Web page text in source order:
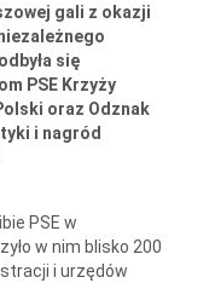
gali z okazji
się
PSE Krzyży
oraz Odznak
i nagród
PSE w
w nim blisko 200
i urzędów